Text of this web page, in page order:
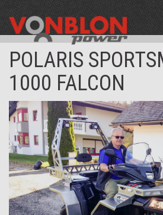
POLARIS
1000 FALCON